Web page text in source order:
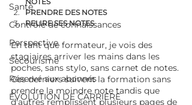
Santé
Contrôle de connaissances
Perspective
Secourisme
Réservé aux abonnés
ÉVOLUTION DE CARRIÈRE
PRENDRE DES NOTES
RELIRE SES NOTES
En tant que formateur, je vois des
stagiaires arriver les mains dans les
poches, sans stylo, sans carnet de notes.
Ces derniers suivent la formation sans
prendre la moindre note tandis que
d'autres remplissent plusieurs pages de